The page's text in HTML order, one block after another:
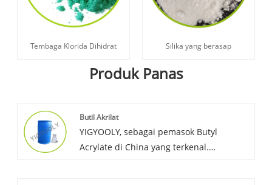
Tembaga Klorida Dihidrat Silika yang berasap
Produk Panas
Butil Akrilat
YIGYOOLY, sebagai pemasok Butyl
Acrylate di China yang terkenal.